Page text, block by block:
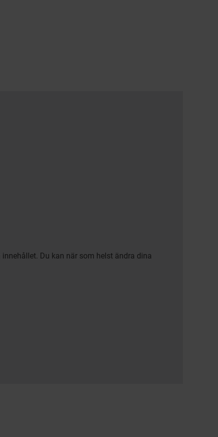
Du kan när som helst ändra dina